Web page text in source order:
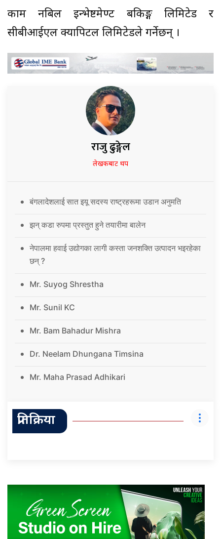
काम नबिल इन्भेष्टमेण्ट बैंकिङ्ग लिमिटेड र
सीबीआईएल क्यापिटल लिमिटेडले गर्नेछन् ।
राजु ढुङ्गेल
लेखकबाट थप
बंगलादेशलाई सात इयू सदस्य राष्ट्रहरूमा उडान अनुमति
झन् कडा रुपमा प्रस्तुत हुने तयारीमा बालेन
नेपालमा हवाई उद्योगका लागी कस्ता जनशक्ति उत्पादन भइरहेका
छन् ?
Mr. Suyog Shrestha
Mr. Sunil KC
Mr. Bam Bahadur Mishra
Dr. Neelam Dhungana Timsina
Mr. Maha Prasad Adhikari
प्रतिक्रिया